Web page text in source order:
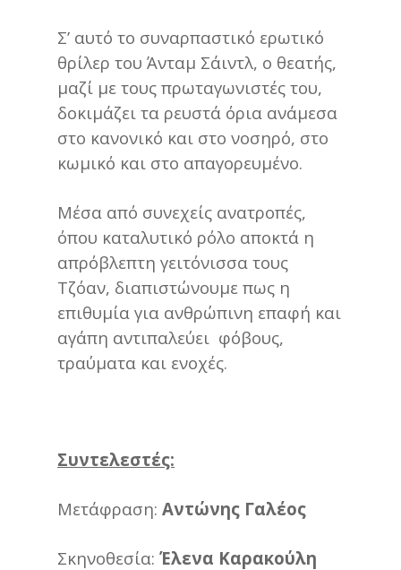
Σ’ αυτό το συναρπαστικό ερωτικό
θρίλερ του Άνταμ Σάιντλ, ο θεατής,
μαζί με τους πρωταγωνιστές του,
δοκιμάζει τα ρευστά όρια ανάμεσα
στο κανονικό και στο νοσηρό, στο
κωμικό και στο απαγορευμένο.
Μέσα από συνεχείς ανατροπές,
όπου καταλυτικό ρόλο αποκτά η
απρόβλεπτη γειτόνισσα τους
Τζόαν, διαπιστώνουμε πως η
επιθυμία για ανθρώπινη επαφή και
αγάπη αντιπαλεύει φόβους,
τραύματα και ενοχές.
Συντελεστές:
Μετάφραση: Αντώνης Γαλέος
Σκηνοθεσία: Έλενα Καρακούλη